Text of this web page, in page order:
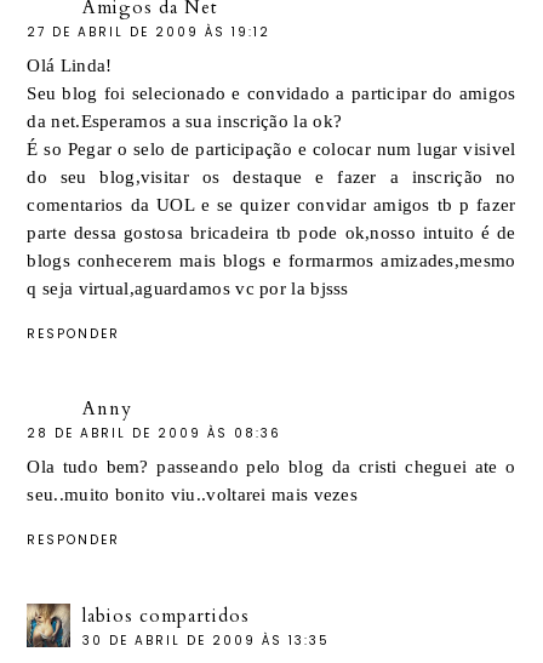
Amigos da Net
27 DE ABRIL DE 2009 ÀS 19:12
Olá Linda!
Seu blog foi selecionado e convidado a participar do amigos
da net.Esperamos a sua inscrição la ok?
É so Pegar o selo de participação e colocar num lugar visivel
do seu blog,visitar os destaque e fazer a inscrição no
comentarios da UOL e se quizer convidar amigos tb p fazer
parte dessa gostosa bricadeira tb pode ok,nosso intuito é de
blogs conhecerem mais blogs e formarmos amizades,mesmo
q seja virtual,aguardamos vc por la bjsss
RESPONDER
Anny
28 DE ABRIL DE 2009 ÀS 08:36
Ola tudo bem? passeando pelo blog da cristi cheguei ate o
seu..muito bonito viu..voltarei mais vezes
RESPONDER
labios compartidos
30 DE ABRIL DE 2009 ÀS 13:35